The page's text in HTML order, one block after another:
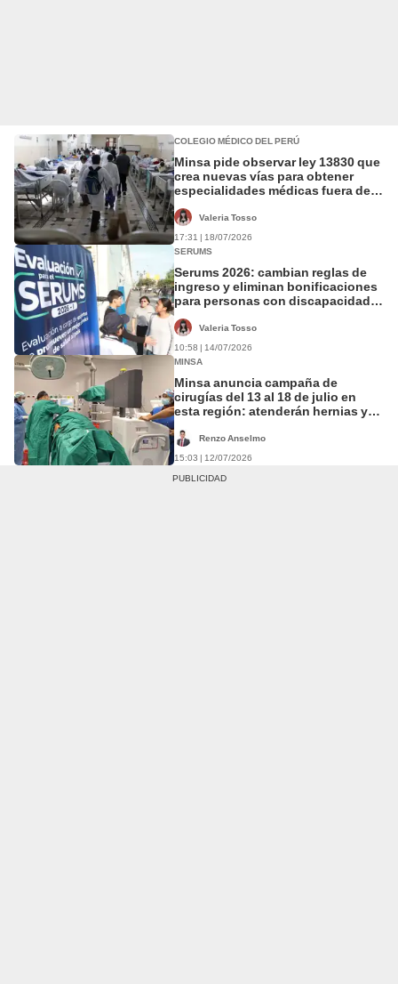
COLEGIO MÉDICO DEL PERÚ
Minsa pide observar ley 13830 que
crea nuevas vías para obtener
especialidades médicas fuera del
Valeria Tosso
17:31 | 18/07/2026
SERUMS
Serums 2026: cambian reglas de
ingreso y eliminan bonificaciones
para personas con discapacidad y
Valeria Tosso
10:58 | 14/07/2026
MINSA
Minsa anuncia campaña de
cirugías del 13 al 18 de julio en
esta región: atenderán hernias y
Renzo Anselmo
15:03 | 12/07/2026